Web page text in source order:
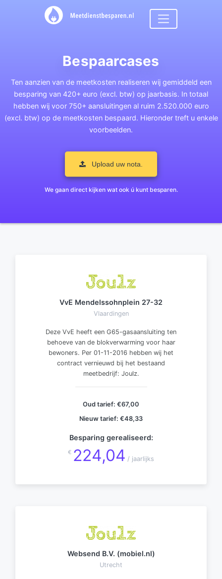
Bespaarcases
Ten aanzien van de meetkosten realiseren wij gemiddeld een
besparing van 420+ euro (excl. btw) op jaarbasis. In totaal
hebben wij voor 750+ aansluitingen al ruim 2.520.000 euro
(excl. btw) op de meetkosten bespaard. Hieronder treft u enkele
voorbeelden.
Upload uw nota.
We gaan direct kijken wat ook ú kunt besparen.
VvE Mendelssohnplein 27-32
Vlaardingen
Deze VvE heeft een G65-gasaansluiting ten
behoeve van de blokverwarming voor haar
bewoners. Per 01-11-2016 hebben wij het
contract vernieuwd bij het bestaand
meetbedrijf: Joulz.
Oud tarief: €67,00
Nieuw tarief: €48,33
Besparing gerealiseerd:
€ 224,04 / jaarlijks
Websend B.V. (mobiel.nl)
Utrecht